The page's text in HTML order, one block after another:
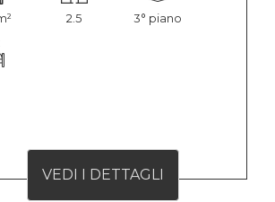
2.5 3° piano
VEDI I DETTAGLI